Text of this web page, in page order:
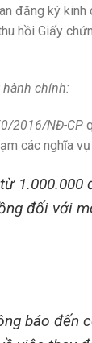
đăng ký
hồi Giấy
chính:
2016/NĐ-CP
các nghĩa
1.000.000
đối với
báo đến